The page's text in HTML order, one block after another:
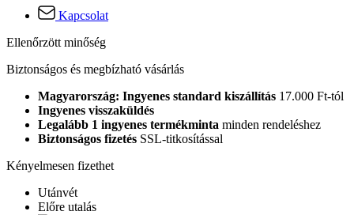
Kapcsolat
Ellenőrzött minőség
Biztonságos és megbízható vásárlás
Magyarország: Ingyenes standard kiszállítás 17.000 Ft-tól
Ingyenes visszaküldés
Legalább 1 ingyenes termékminta minden rendeléshez
Biztonságos fizetés SSL-titkosítással
Kényelmesen fizethet
Utánvét
Előre utalás